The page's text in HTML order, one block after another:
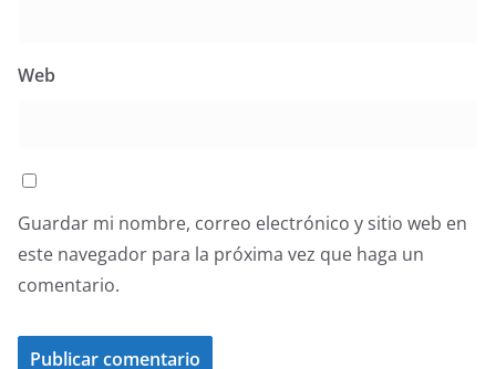
Web
Guardar mi nombre, correo electrónico y sitio web en
este navegador para la próxima vez que haga un
comentario.